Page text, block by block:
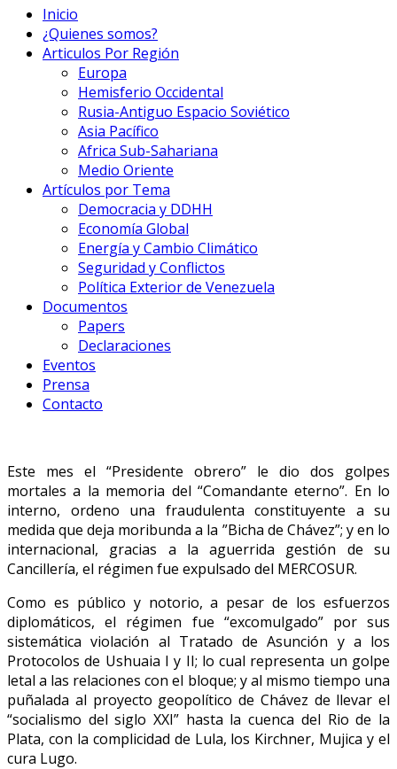
Inicio
¿Quienes somos?
Articulos Por Región
Europa
Hemisferio Occidental
Rusia-Antiguo Espacio Soviético
Asia Pacífico
Africa Sub-Sahariana
Medio Oriente
Artículos por Tema
Democracia y DDHH
Economía Global
Energía y Cambio Climático
Seguridad y Conflictos
Política Exterior de Venezuela
Documentos
Papers
Declaraciones
Eventos
Prensa
Contacto
Este mes el “Presidente obrero” le dio dos golpes
mortales a la memoria del “Comandante eterno”. En lo
interno, ordeno una fraudulenta constituyente a su
medida que deja moribunda a la ”Bicha de Chávez”; y en lo
internacional, gracias a la aguerrida gestión de su
Cancillería, el régimen fue expulsado del MERCOSUR.
Como es público y notorio, a pesar de los esfuerzos
diplomáticos, el régimen fue “excomulgado” por sus
sistemática violación al Tratado de Asunción y a los
Protocolos de Ushuaia I y II; lo cual representa un golpe
letal a las relaciones con el bloque; y al mismo tiempo una
puñalada al proyecto geopolítico de Chávez de llevar el
“socialismo del siglo XXI” hasta la cuenca del Rio de la
Plata, con la complicidad de Lula, los Kirchner, Mujica y el
cura Lugo.